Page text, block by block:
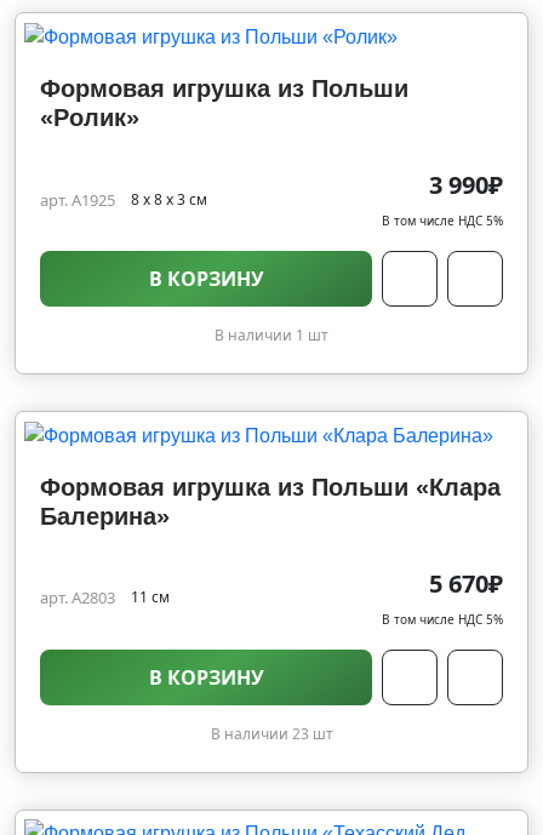
Формовая игрушка из Польши
«Ролик»
8 х 8 х 3 см
арт. A1925 3 990₽
В том числе НДС 5%
В КОРЗИНУ
В наличии 1 шт
Формовая игрушка из Польши «Клара
Балерина»
11 см
арт. A2803 5 670₽
В том числе НДС 5%
В КОРЗИНУ
В наличии 23 шт